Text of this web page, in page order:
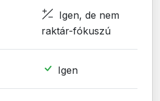
Igen, de nem
raktár-fókuszú
Igen